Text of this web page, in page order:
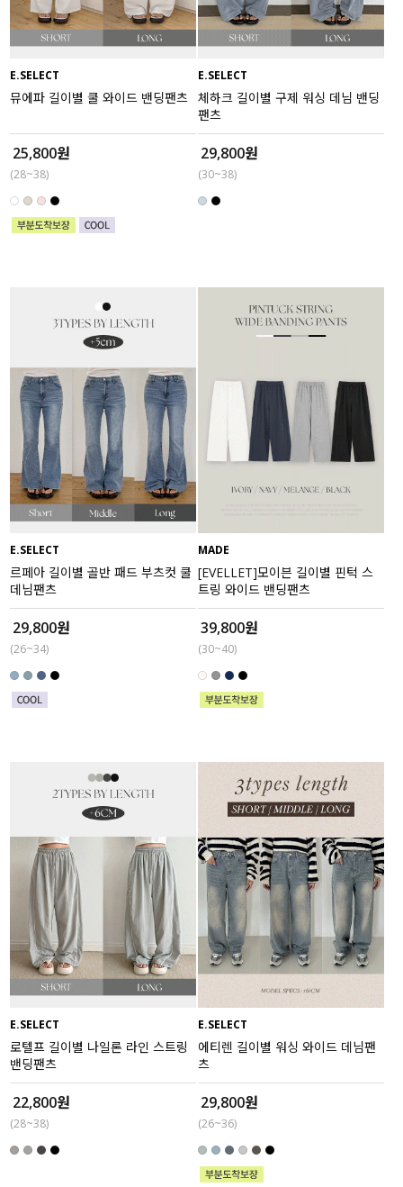
E.SELECT
뮤에파 길이별 쿨 와이드 밴딩팬츠
25,800원
(28~38)
E.SELECT
체하크 길이별 구제 워싱 데님 밴딩
팬츠
29,800원
(30~38)
E.SELECT
르페아 길이별 골반 패드 부츠컷 쿨
데님팬츠
29,800원
(26~34)
MADE
[EVELLET]모이븐 길이별 핀턱 스
트링 와이드 밴딩팬츠
39,800원
(30~40)
E.SELECT
로텔프 길이별 나일론 라인 스트링
밴딩팬츠
22,800원
(28~38)
E.SELECT
에티렌 길이별 워싱 와이드 데님팬
츠
29,800원
(26~36)